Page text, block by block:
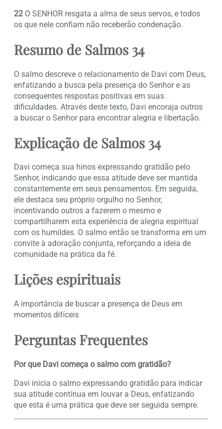
22 O SENHOR resgata a alma de seus servos, e todos
os que nele confiam não receberão condenação.
Resumo de Salmos 34
O salmo descreve o relacionamento de Davi com Deus,
enfatizando a busca pela presença do Senhor e as
consequentes respostas positivas em suas
dificuldades. Através deste texto, Davi encoraja outros
a buscar o Senhor para encontrar alegria e libertação.
Explicação de Salmos 34
Davi começa sua hinos expressando gratidão pelo
Senhor, indicando que essa atitude deve ser mantida
constantemente em seus pensamentos. Em seguida,
ele destaca seu próprio orgulho no Senhor,
incentivando outros a fazerem o mesmo e
compartilharem esta experiência de alegria espiritual
com os humildes. O salmo então se transforma em um
convite à adoração conjunta, reforçando a ideia de
comunidade na prática da fé.
Lições espirituais
A importância de buscar a presença de Deus em
momentos difíceis
Perguntas Frequentes
Por que Davi começa o salmo com gratidão?
Davi inicia o salmo expressando gratidão para indicar
sua atitude contínua em louvar a Deus, enfatizando
que esta é uma prática que deve ser seguida sempre.